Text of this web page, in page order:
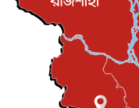
রিয়ালকে
খেলাধুলা
বিনোদন